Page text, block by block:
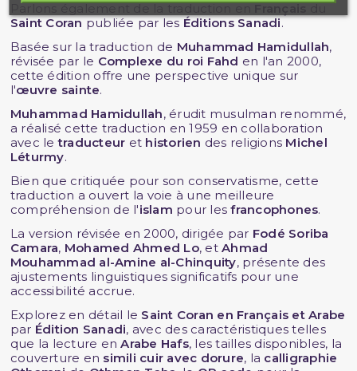
Parlons également de la traduction enFrançaisdu
Saint Coranpubliée par lesÉditions Sanadi.
Basée sur la traduction de Muhammad Hamidullah,
révisée par le Complexe du roi Fahd en l'an 2000,
cette édition offre une perspective unique sur
l'œuvre sainte.
Muhammad Hamidullah, érudit musulman renommé,
a réalisé cette traduction en 1959 en collaboration
avec letraducteur et historien des religions Michel
Léturmy.
Bien que critiquée pour son conservatisme, cette
traduction a ouvert la voie à une meilleure
compréhension de l'islam pour lesfrancophones.
La version révisée en 2000, dirigée par Fodé Soriba
Camara, Mohamed Ahmed Lo, etAhmad
Mouhammad al-Amine al-Chinquity, présente des
ajustements linguistiques significatifs pour une
accessibilité accrue.
Explorez en détail le Saint Coran en Français et Arabe
par Édition Sanadi, avec des caractéristiques telles
que la lecture enArabe Hafs, les tailles disponibles, la
couverture en simili cuir avec dorure, la calligraphie